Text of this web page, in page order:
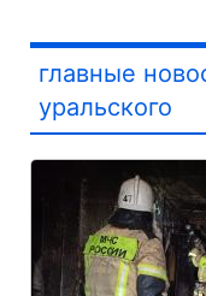
главные
уральского